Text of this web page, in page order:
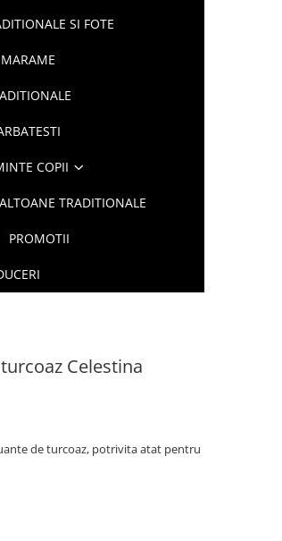
SI FOTE
COPII
TRADITIONALE
PROMOTII
Celestina
de turcoaz, potrivita atat pentru